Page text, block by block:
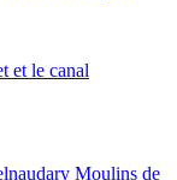
et le canal
Moulins de